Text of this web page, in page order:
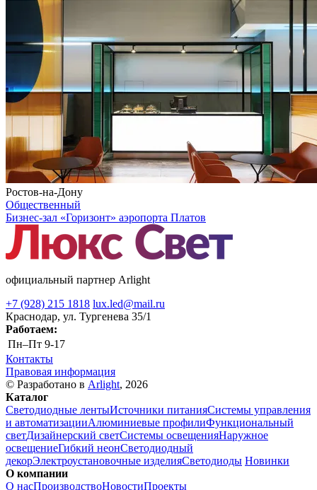
Ростов-на-Дону
Общественный
Бизнес-зал «Горизонт» аэропорта Платов
официальный партнер Arlight
+7 (928) 215 1818 lux.led@mail.ru
Краснодар, ул. Тургенева 35/1
Работаем:
Пн–Пт 9-17
Контакты
Правовая информация
© Разработано в Arlight, 2026
Каталог
Светодиодные лентыИсточники питанияСистемы управления
и автоматизацииАлюминиевые профилиФункциональный
светДизайнерский светСистемы освещенияНаружное
освещениеГибкий неонСветодиодный
декорЭлектроустановочные изделияСветодиоды Новинки
О компании
О насПроизводствоНовостиПроекты